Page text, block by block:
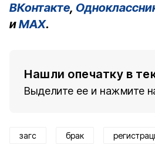
ВКонтакте,
иMAX.
Нашли опечатку в
Выделите ее и нажмите
загс брак